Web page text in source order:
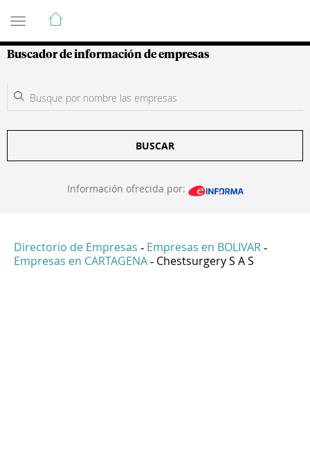
Guía de Empresas Colombianas
Buscador de información de empresas
BUSCAR
Información ofrecida por:
Directorio de Empresas - Empresas en BOLIVAR -
Empresas en CARTAGENA - Chestsurgery S A S